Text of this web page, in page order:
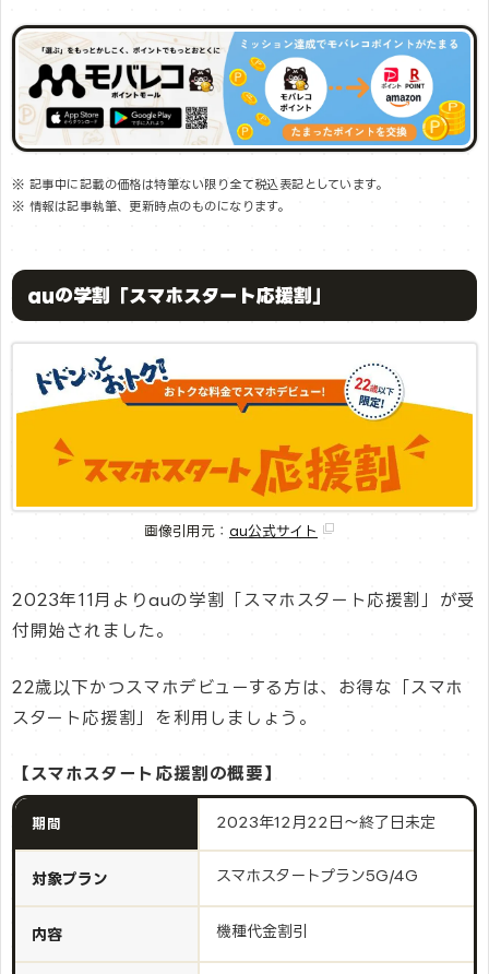
※ 記事中に記載の価格は特筆ない限り全て税込表記としています。
※ 情報は記事執筆、更新時点のものになります。
auの学割「スマホスタート応援割」
画像引用元： au公式サイト
2023年11月よりauの学割「スマホスタート応援割」が受
付開始されました。
22歳以下かつスマホデビューする方は、お得な「スマホ
スタート応援割」を利用しましょう。
【スマホスタート応援割の概要】
期間 2023年12月22日～終了日未定
対象プラン スマホスタートプラン5G/4G
内容 機種代金割引